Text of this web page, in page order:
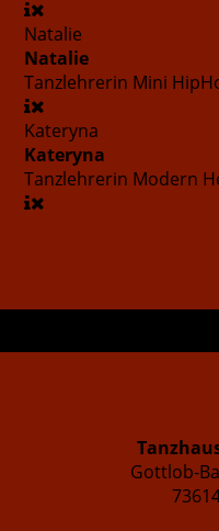
Natalie
Natalie
Tanzlehrerin Mini
Kateryna
Kateryna
Tanzlehrerin Modern
Gottlob-